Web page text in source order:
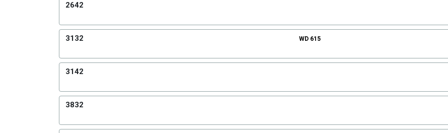
2642
3132 WD 615
3142
3832